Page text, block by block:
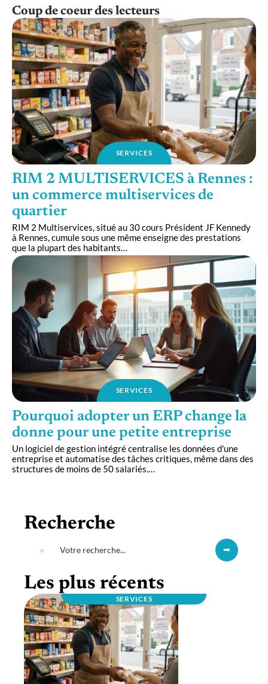
Coup de coeur des lecteurs
SERVICES
RIM 2 MULTISERVICES à Rennes :
un commerce multiservices de
quartier
RIM 2 Multiservices, situé au 30 cours Président JF Kennedy
à Rennes, cumule sous une même enseigne des prestations
que la plupart des habitants…
SERVICES
Pourquoi adopter un ERP change la
donne pour une petite entreprise
Un logiciel de gestion intégré centralise les données d'une
entreprise et automatise des tâches critiques, même dans des
structures de moins de 50 salariés.…
Recherche
Les plus récents
SERVICES